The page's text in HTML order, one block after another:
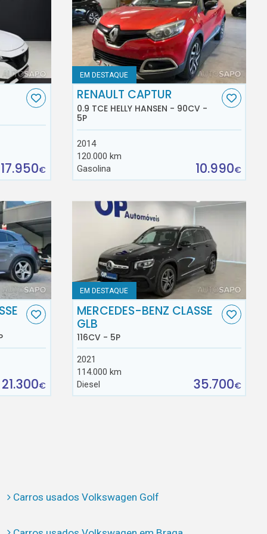
17.950€
EM DESTAQUE
RENAULT CAPTUR
0.9 TCE HELLY HANSEN - 90CV -
5P
2014
120.000 km
Gasolina
10.990€
21.300€
EM DESTAQUE
MERCEDES-BENZ CLASSE
GLB
116CV - 5P
2021
114.000 km
Diesel
35.700€
Carros usados Volkswagen Golf